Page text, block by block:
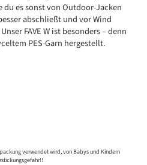
es sonst von Outdoor-Jacken
abschließt und vor Wind
FAVE W ist besonders – denn
PES-Garn hergestellt.
verwendet wird, von Babys und Kindern